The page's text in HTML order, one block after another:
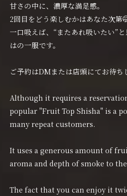
甘さの中に、濃厚な満足感。
2回目をどう楽しむかはあなた次第
一口吸えば、“またあれ吸いたい”
はの一服です。
ご予約はDMまたは店頭にてお待ち
Although it requires a
popular "Fruit Top Shisha" is a
many repeat customers.
It uses a generous amount of
aroma and depth of smoke to
The fact that you can enjoy it